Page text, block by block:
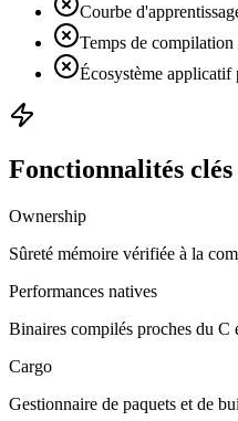
Courbe
Temps de compilation
Écosystème applicatif
Fonctionnalités clés
Ownership
Sûreté mémoire vérifiée à la
Performances natives
Binaires compilés proches du C
Cargo
Gestionnaire de paquets et de